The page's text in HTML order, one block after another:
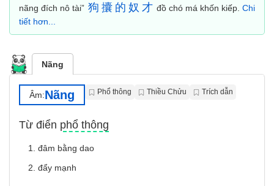
nãng đích nô tài” 狗 攮 的 奴 才 đồ chó má khốn kiếp. Chi
tiết hơn...
Nãng
Âm:Nãng Phổ thông Thiều Chửu Trích dẫn
Từ điển phổ thông
1. đâm bằng dao
2. đẩy mạnh